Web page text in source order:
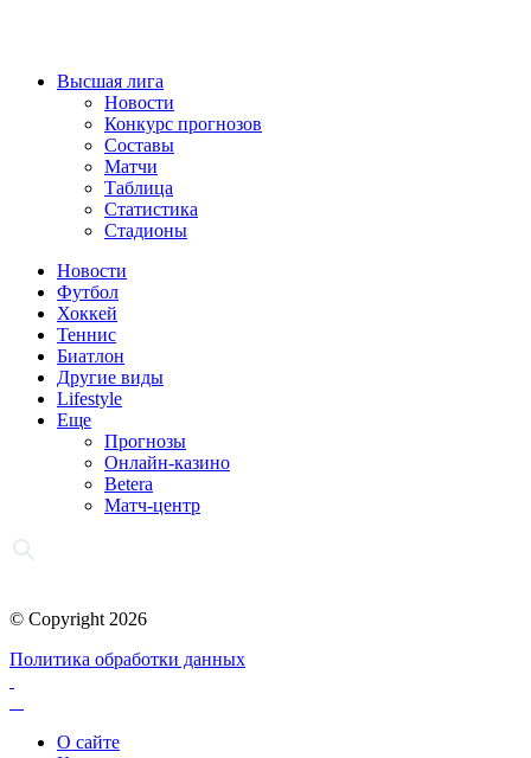
Высшая лига
Новости
Конкурс прогнозов
Составы
Матчи
Таблица
Статистика
Стадионы
Новости
Футбол
Хоккей
Теннис
Биатлон
Другие виды
Lifestyle
Еще
Прогнозы
Онлайн-казино
Betera
Матч-центр
© Copyright 2026
Политика обработки данных
О сайте